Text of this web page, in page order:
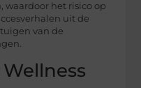
waardoor het risico op
uit de
van de